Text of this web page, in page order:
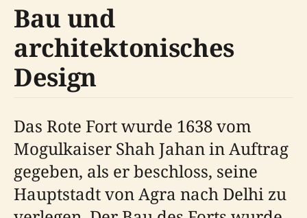
Bau und
architektonisches
Design
Das Rote Fort wurde 1638 vom
Mogulkaiser Shah Jahan in Auftrag
gegeben, als er beschloss, seine
Hauptstadt von Agra nach Delhi zu